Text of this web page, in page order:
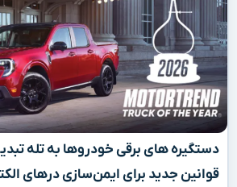
دستگیره‌ های برقی خودروها به تله
قوانین جدید برای ایمن‌سازی درهای